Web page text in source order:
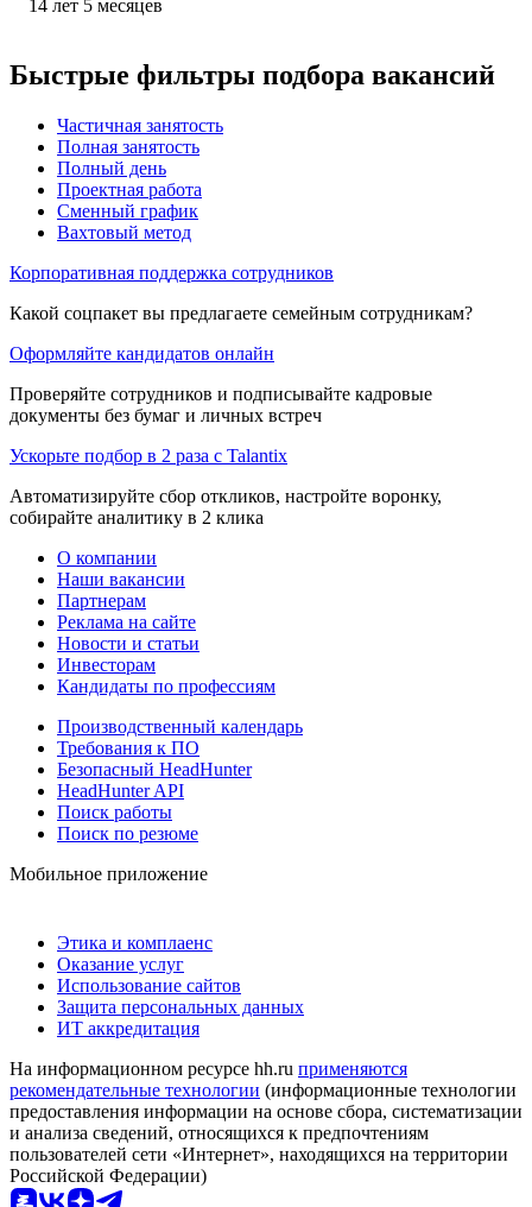
14 лет 5 месяцев
Быстрые фильтры подбора вакансий
Частичная занятость
Полная занятость
Полный день
Проектная работа
Сменный график
Вахтовый метод
Корпоративная поддержка сотрудников
Какой соцпакет вы предлагаете семейным сотрудникам?
Оформляйте кандидатов онлайн
Проверяйте сотрудников и подписывайте кадровые
документы без бумаг и личных встреч
Ускорьте подбор в 2 раза с Talantix
Автоматизируйте сбор откликов, настройте воронку,
собирайте аналитику в 2 клика
О компании
Наши вакансии
Партнерам
Реклама на сайте
Новости и статьи
Инвесторам
Кандидаты по профессиям
Производственный календарь
Требования к ПО
Безопасный HeadHunter
HeadHunter API
Поиск работы
Поиск по резюме
Мобильное приложение
Этика и комплаенс
Оказание услуг
Использование сайтов
Защита персональных данных
ИТ аккредитация
На информационном ресурсе hh.ru применяются
рекомендательные технологии (информационные технологии
предоставления информации на основе сбора, систематизации
и анализа сведений, относящихся к предпочтениям
пользователей сети «Интернет», находящихся на территории
Российской Федерации)